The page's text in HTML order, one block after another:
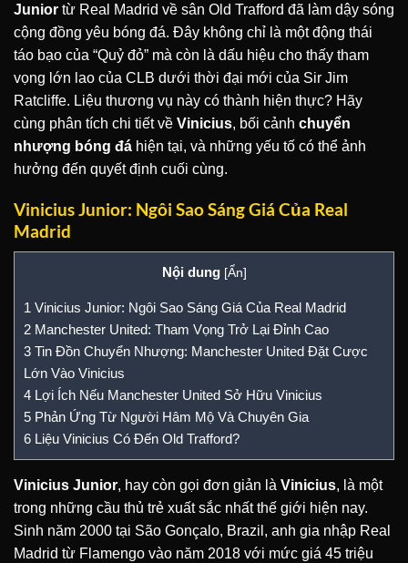
Junior từ Real Madrid về sân Old Trafford đã làm dậy sóng
cộng đồng yêu bóng đá. Đây không chỉ là một động thái
táo bạo của “Quỷ đỏ” mà còn là dấu hiệu cho thấy tham
vọng lớn lao của CLB dưới thời đại mới của Sir Jim
Ratcliffe. Liệu thương vụ này có thành hiện thực? Hãy
cùng phân tích chi tiết về Vinicius, bối cảnh chuyển
nhượng bóng đá hiện tại, và những yếu tố có thể ảnh
hưởng đến quyết định cuối cùng.
Vinicius Junior: Ngôi Sao Sáng Giá Của Real
Madrid
Nội dung [Ẩn]
1 Vinicius Junior: Ngôi Sao Sáng Giá Của Real Madrid
2 Manchester United: Tham Vọng Trở Lại Đỉnh Cao
3 Tin Đồn Chuyển Nhượng: Manchester United Đặt Cược
Lớn Vào Vinicius
4 Lợi Ích Nếu Manchester United Sở Hữu Vinicius
5 Phản Ứng Từ Người Hâm Mộ Và Chuyên Gia
6 Liệu Vinicius Có Đến Old Trafford?
Vinicius Junior, hay còn gọi đơn giản là Vinicius, là một
trong những cầu thủ trẻ xuất sắc nhất thế giới hiện nay.
Sinh năm 2000 tại São Gonçalo, Brazil, anh gia nhập Real
Madrid từ Flamengo vào năm 2018 với mức giá 45 triệu